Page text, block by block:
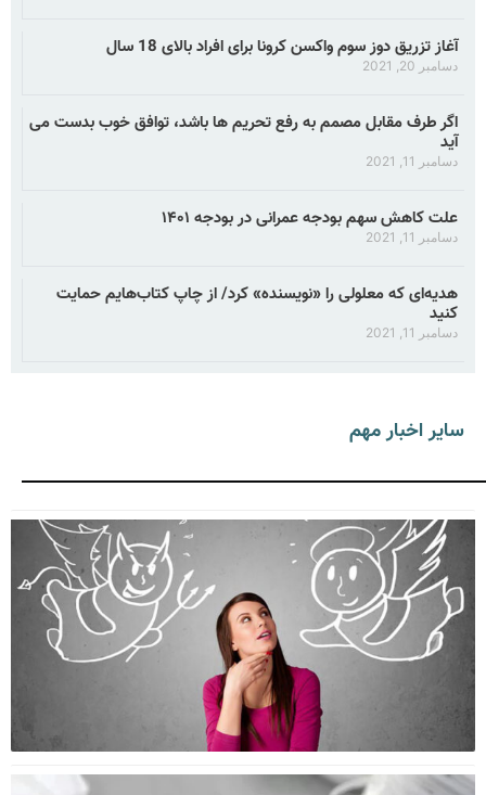
آغاز تزریق دوز سوم واکسن کرونا برای افراد بالای 18 سال
دسامبر 20, 2021
اگر طرف مقابل مصمم به رفع تحریم ها باشد، توافق خوب بدست می
آید
دسامبر 11, 2021
علت کاهش سهم بودجه عمرانی در بودجه ۱۴۰۱
دسامبر 11, 2021
هدیه‌ای که معلولی را «نویسنده» کرد/ از چاپ کتاب‌هایم حمایت
کنید
دسامبر 11, 2021
سایر اخبار مهم